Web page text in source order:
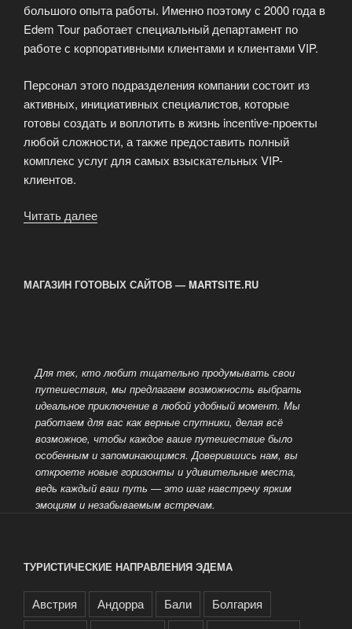
большого опыта работы. Именно поэтому с 2000 года в
Edem Tour работает специальный департамент по
работе с корпоративными клиентами и клиентами VIP.
Персонал этого подразделения компании состоит из
активных, инициативных специалистов, которые
готовы создать и воплотить в жизнь incentive-проекты
любой сложности, а также предоставить полный
комплекс услуг для самых взыскательных VIP-
клиентов.
Читать далее
Tour»:
реальностью»
МАГАЗИН ГОТОВЫХ САЙТОВ — MARTSITE.RU
Для тех, кто любит тщательно продумывать свои
путешествия, мы предлагаем возможность выбрать
идеальное приключение в любой удобный момент. Мы
работаем для вас как верные спутники, делая всё
возможное, чтобы каждое ваше путешествие было
особенным и запоминающимся. Доверившись нам, вы
откроете новые горизонты и удивительные места,
ведь каждый ваш путь — это шаг навстречу ярким
эмоциям и незабываемым встречам.
ТУРИСТИЧЕСКИЕ НАПРАВЛЕНИЯ ЭДЕМА
Австрия Андорра Бали
Болгария